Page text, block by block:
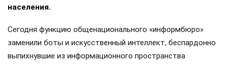
населения.
Сегодня функцию общенационального «информбюро»
заменили боты и искусственный интеллект, беспардонно
выпихнувшие из информационного пространства